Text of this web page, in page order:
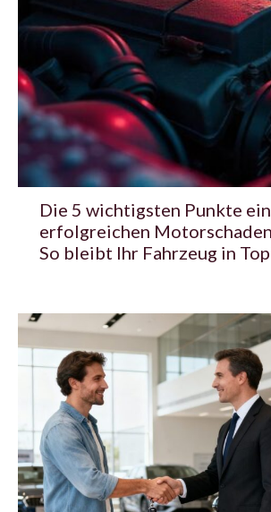
Die 5 wichtigsten Punkte
erfolgreichen
So bleibt Ihr Fahrzeug in